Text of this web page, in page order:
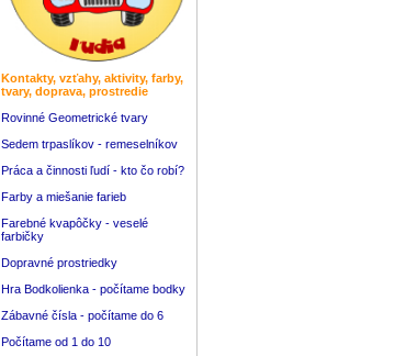
Kontakty, vzťahy, aktivity, farby,
tvary, doprava, prostredie
Rovinné Geometrické tvary
Sedem trpaslíkov - remeselníkov
Práca a činnosti ľudí - kto čo robí?
Farby a miešanie farieb
Farebné kvapôčky - veselé
farbičky
Dopravné prostriedky
Hra Bodkolienka - počítame bodky
Zábavné čísla - počítame do 6
Počítame od 1 do 10